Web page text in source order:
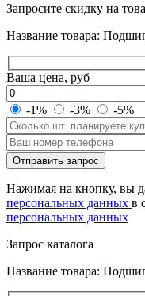
Запросите скидку на
Название товара:
Ваша цена, руб
-1% -3% -5%
Оставьте
это
поле
пустым.
Отправить запрос
Нажимая на кнопку, вы
персональных данных в
персональных данных
Запрос каталога
Название товара: